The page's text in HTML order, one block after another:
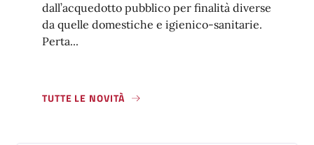
dall’acquedotto pubblico per finalità diverse
da quelle domestiche e igienico-sanitarie.
Perta...
TUTTE LE NOVITÀ